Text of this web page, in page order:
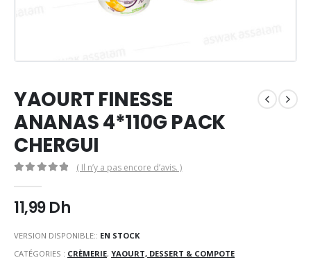
YAOURT FINESSE
ANANAS 4*110G PACK
CHERGUI
( Il n’y a pas encore d’avis. )
11,99Dh
VERSION DISPONIBLE:: EN STOCK
CATÉGORIES : CRÈMERIE, YAOURT, DESSERT & COMPOTE